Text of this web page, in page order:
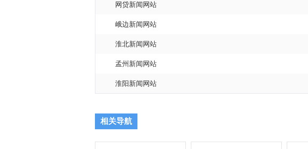
网贷新闻网站
峨边新闻网站
淮北新闻网站
孟州新闻网站
淮阳新闻网站
相关导航